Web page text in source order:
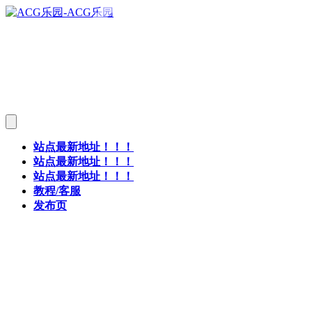
站点最新地址！！！
站点最新地址！！！
站点最新地址！！！
教程/客服
发布页